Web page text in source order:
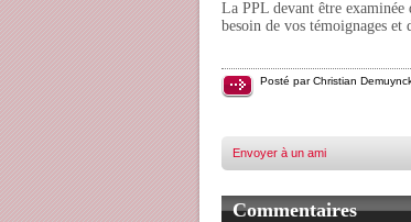
La PPL devant être
besoin de vos témoignages
Posté par Christian
Envoyer à un ami
Commentaires